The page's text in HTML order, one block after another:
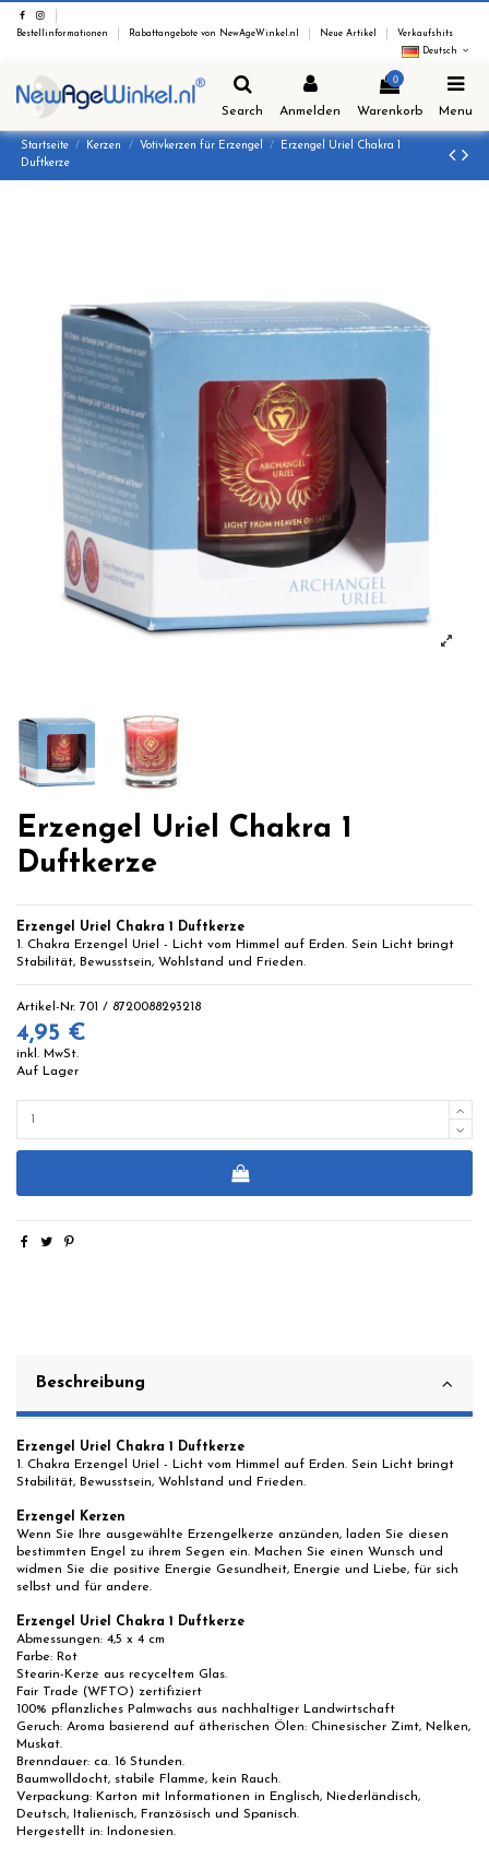
Bestellinformationen Rabattangebote von NewAgeWinkel.nl Neue Artikel
Verkaufshits
Deutsch
Search Anmelden
0
Warenkorb Menu
Startseite Kerzen Votivkerzen für Erzengel
Erzengel Uriel Chakra 1
Duftkerze
Erzengel Uriel Chakra 1
Duftkerze
Erzengel Uriel Chakra 1 Duftkerze
1. Chakra Erzengel Uriel - Licht vom Himmel auf Erden. Sein Licht bringt
Stabilität, Bewusstsein, Wohlstand und Frieden.
Artikel-Nr. 701 / 8720088293218
4,95 €
inkl. MwSt.
Auf Lager
Beschreibung
Erzengel Uriel Chakra 1 Duftkerze
1. Chakra Erzengel Uriel - Licht vom Himmel auf Erden. Sein Licht bringt
Stabilität, Bewusstsein, Wohlstand und Frieden.
Erzengel Kerzen
Wenn Sie Ihre ausgewählte Erzengelkerze anzünden, laden Sie diesen
bestimmten Engel zu ihrem Segen ein. Machen Sie einen Wunsch und
widmen Sie die positive Energie Gesundheit, Energie und Liebe, für sich
selbst und für andere.
Erzengel Uriel Chakra 1 Duftkerze
Abmessungen: 4,5 x 4 cm
Farbe: Rot
Stearin-Kerze aus recyceltem Glas.
Fair Trade (WFTO) zertifiziert
100% pflanzliches Palmwachs aus nachhaltiger Landwirtschaft
Geruch: Aroma basierend auf ätherischen Ölen: Chinesischer Zimt, Nelken,
Muskat.
Brenndauer: ca. 16 Stunden.
Baumwolldocht, stabile Flamme, kein Rauch.
Verpackung: Karton mit Informationen in Englisch, Niederländisch,
Deutsch, Italienisch, Französisch und Spanisch.
Hergestellt in: Indonesien.